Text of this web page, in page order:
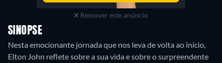
Remover este anúncio
SINOPSE
Nesta emocionante jornada que nos leva de volta ao início,
Elton John reflete sobre a sua vida e sobre o surpreendente